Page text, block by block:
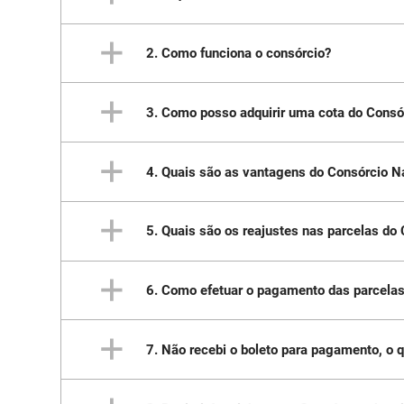
Consórcio é, basicamente, a reunião de
comum, em um prazo específico e com
2. Como funciona o consórcio?
O interessado entra em contato com a
dados pessoais. A concessionária, por
interessado. O cliente escolhe um
3. Como posso adquirir uma cota do
Para adquirir uma cota do Consórcio
4. Quais são as vantagens do Consórcio
Você não precisa pagar taxa de adesão;
Conta com a segurança e credibilidade
Lance diluído, que permite a diminuição
Serviços disponíveis pelo site, como
5. Quais são os reajustes nas parcelas do
As parcelas mensais são calculadas com
divulgados pela General Motors do Brasil.
6. Como efetuar o pagamento das
Os boletos de pagamento são enviados
mail sempre atualizado para evitar
7. Não recebi o boleto para pagamento, o